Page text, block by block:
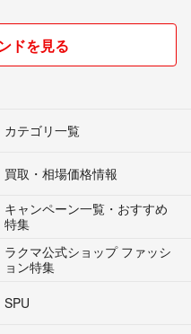
ドを見る
カテゴリ一覧
買取・相場価格情報
キャンペーン一覧・おすすめ
特集
ラクマ公式ショップ ファッシ
ョン特集
SPU